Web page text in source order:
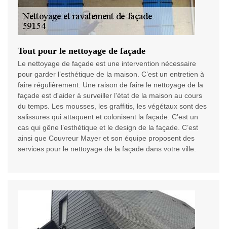
Tout pour le nettoyage de façade
Le nettoyage de façade est une intervention nécessaire
pour garder l’esthétique de la maison. C’est un entretien à
faire régulièrement. Une raison de faire le nettoyage de la
façade est d'aider à surveiller l'état de la maison au cours
du temps. Les mousses, les graffitis, les végétaux sont des
salissures qui attaquent et colonisent la façade. C’est un
cas qui gêne l’esthétique et le design de la façade. C’est
ainsi que Couvreur Mayer et son équipe proposent des
services pour le nettoyage de la façade dans votre ville.